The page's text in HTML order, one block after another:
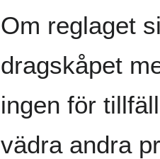
Om reglaget
dragskåpet
ingen för
vädra andra